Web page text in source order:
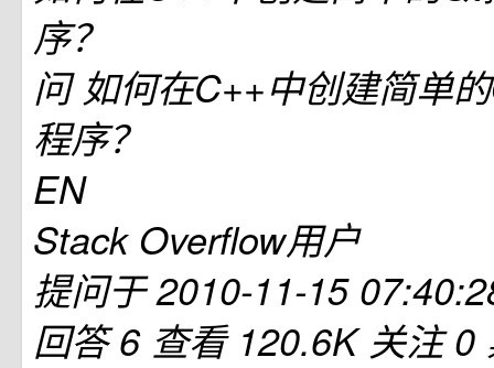
序？
问如何在C++中创建简单
程序？
EN
Stack Overflow用户
提问于2010-11-15
回答 6 查看 120.6K 关注 0